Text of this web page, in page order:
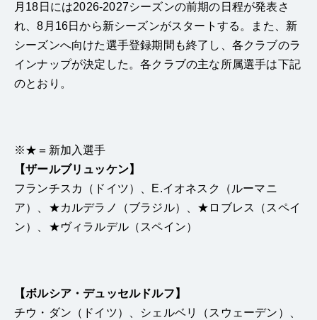
月18日には2026-2027シーズンの前期の日程が発表さ
れ、8月16日から新シーズンがスタートする。また、新
シーズンへ向けた選手登録期間も終了し、各クラブのラ
インナップが決定した。各クラブの主な所属選手は下記
のとおり。
※★＝新加入選手
【ザールブリュッケン】
フランチスカ（ドイツ）、E.イオネスク（ルーマニ
ア）、★カルデラノ（ブラジル）、★ロブレス（スペイ
ン）、★ヴィラルデル（スペイン）
【ボルシア・デュッセルドルフ】
チウ・ダン（ドイツ）、シェルベリ（スウェーデン）、